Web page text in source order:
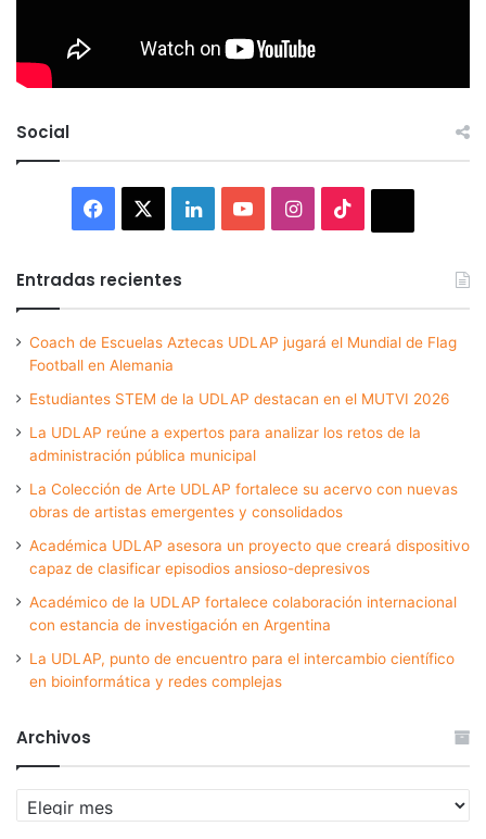
Social
Facebook LinkedInYouTubeInstagram
Entradas recientes
Coach de Escuelas Aztecas UDLAP jugará el Mundial de Flag
Football en Alemania
Estudiantes STEM de la UDLAP destacan en el MUTVI 2026
La UDLAP reúne a expertos para analizar los retos de la
administración pública municipal
La Colección de Arte UDLAP fortalece su acervo con nuevas
obras de artistas emergentes y consolidados
Académica UDLAP asesora un proyecto que creará dispositivo
capaz de clasificar episodios ansioso-depresivos
Académico de la UDLAP fortalece colaboración internacional
con estancia de investigación en Argentina
La UDLAP, punto de encuentro para el intercambio científico
en bioinformática y redes complejas
Archivos
Archivos